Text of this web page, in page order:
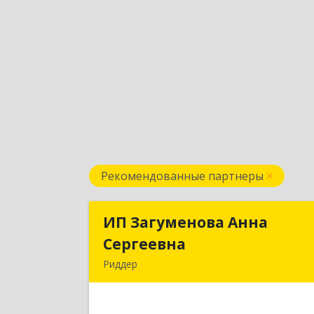
Рекомендованные партнеры
ИП Загуменова Анна
Сергеевна
Риддер
ИП Загуменова Анна